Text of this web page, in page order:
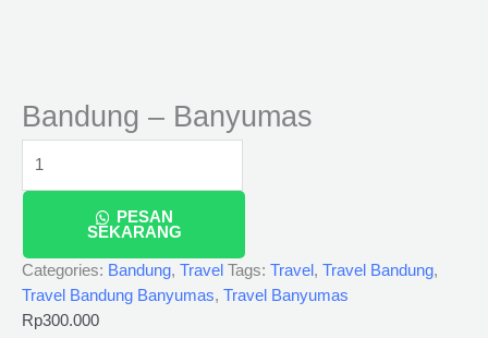
Bandung – Banyumas
PESAN
SEKARANG
Categories: Bandung, Travel Tags: Travel , Travel Bandung,
Travel Bandung Banyumas, Travel Banyumas
Rp300.000